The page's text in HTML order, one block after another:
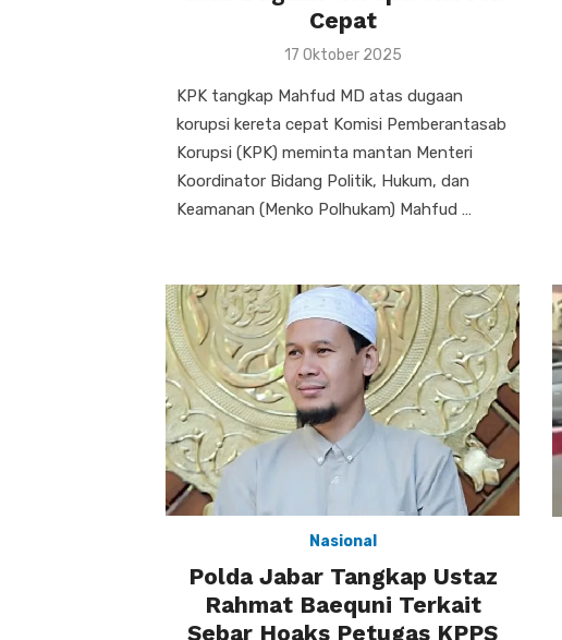
Cepat
Posted
17 Oktober 2025
KPK tangkap Mahfud MD atas dugaan
korupsi kereta cepat Komisi Pemberantasab
Korupsi (KPK) meminta mantan Menteri
Koordinator Bidang Politik, Hukum, dan
Keamanan (Menko Polhukam) Mahfud …
Nasional
Polda Jabar Tangkap Ustaz
Rahmat Baequni Terkait
Sebar Hoaks Petugas KPPS